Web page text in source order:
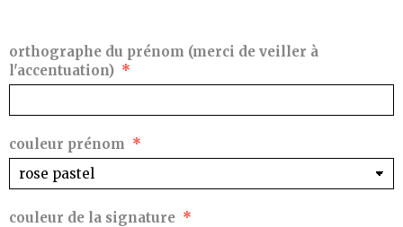
orthographe du prénom (merci de veiller à
l'accentuation)
couleur prénom
couleur de la signature